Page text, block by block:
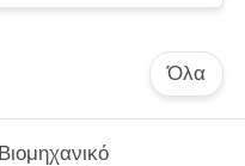
Όλα
Βιομηχανικό